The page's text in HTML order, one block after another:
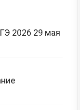
2026 29 мая